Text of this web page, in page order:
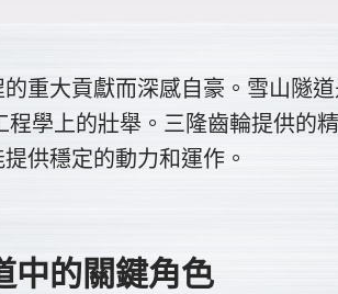
重大貢獻而深感自豪。雪山隧
學上的壯舉。三隆齒輪提供的
供穩定的動力和運作。
中的關鍵角色